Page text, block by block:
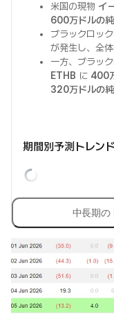
米国の現物 イ
600万ドルの
ブラックロッ
が発生し、全体
一方、ブラッ
ETHB に 400
320万ドルの純
期間別予測トレン
中長期の